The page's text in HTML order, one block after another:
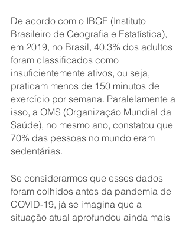
De acordo com o IBGE (Instituto
Brasileiro de Geografia e Estatística),
em 2019, no Brasil, 40,3% dos adultos
foram classificados como
insuficientemente ativos, ou seja,
praticam menos de 150 minutos de
exercício por semana. Paralelamente a
isso, a OMS (Organização Mundial da
Saúde), no mesmo ano, constatou que
70% das pessoas no mundo eram
sedentárias.
Se considerarmos que esses dados
foram colhidos antes da pandemia de
COVID-19, já se imagina que a
situação atual aprofundou ainda mais